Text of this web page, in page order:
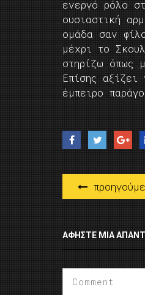
ενεργό ρόλο
ουσιαστική
ομάδα σαν
μέχρι το
στηρίζω όπως
Επίσης
έμπειρο
ΑΦΉΣΤΕ ΜΙΑ